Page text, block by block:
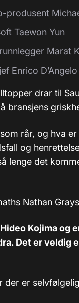
produsent
Taewon Yun
Marat
Enrico D’Angelo
drar til
bransjens
rår, og hva
og
lenge det
Nathan
Kojima og
Det er veldig
der er